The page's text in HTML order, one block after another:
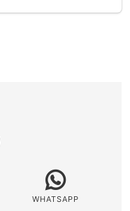
WHATSAPP